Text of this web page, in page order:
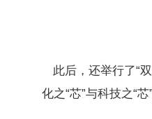
此后，还举行了“
化之“芯”与科技之“